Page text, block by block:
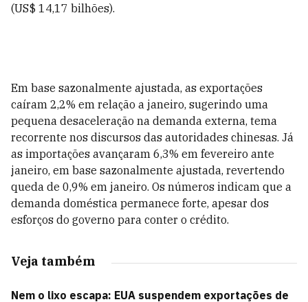
(US$ 14,17 bilhões).
Em base sazonalmente ajustada, as exportações
caíram 2,2% em relação a janeiro, sugerindo uma
pequena desaceleração na demanda externa, tema
recorrente nos discursos das autoridades chinesas. Já
as importações avançaram 6,3% em fevereiro ante
janeiro, em base sazonalmente ajustada, revertendo
queda de 0,9% em janeiro. Os números indicam que a
demanda doméstica permanece forte, apesar dos
esforços do governo para conter o crédito.
Veja também
Nem o lixo escapa: EUA suspendem exportações de